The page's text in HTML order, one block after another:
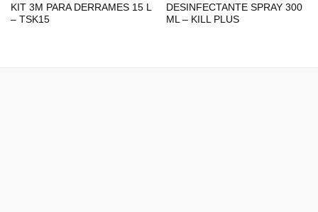
KIT 3M PARA DERRAMES 15 L
– TSK15
DESINFECTANTE SPRAY 300
ML – KILL PLUS